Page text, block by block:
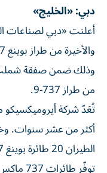
دبي: «الخليج»
أعلنت «دبي لصناعات
من طراز 737-9.
تُعَدّ شركة
أكثر من عشر سنوات.
الطيران 20 طائرة بوينغ 737 إلى أيروميكسيكو.